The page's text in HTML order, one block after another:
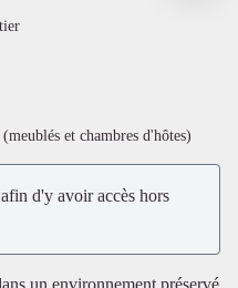
l'image en plein écran
et chambres d'hôtes)
d'y avoir accès hors
un environnement préservé